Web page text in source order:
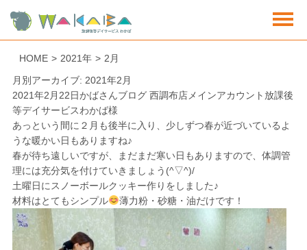
HOME > 2021年 > 2月
月別アーカイブ: 2021年2月
2021年2月22日かばさんブログ 西調布店メインアカウント放課後
等デイサービスわかば様
あっという間に２月も後半に入り、少しずつ春が近づいているよ
うな暖かい日もありますね♪
春が待ち遠しいですが、まだまだ寒い日もありますので、体調管
理には充分気を付けていきましょう(^▽^)/
土曜日に スノーボールクッキー作り をしました♪
材料はとてもシンプル
薄力粉・砂糖・油だけです！